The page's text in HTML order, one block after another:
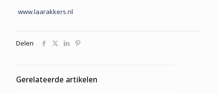
www.laarakkers.nl
Delen
Gerelateerde artikelen